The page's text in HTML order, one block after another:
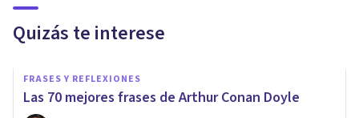
Quizás te interese
FRASES Y REFLEXIONES
Las 70 mejores frases de Arthur Conan Doyle